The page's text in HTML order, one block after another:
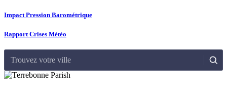
Impact Pression Barométrique
Rapport Crises Météo
Trouvez votre ville